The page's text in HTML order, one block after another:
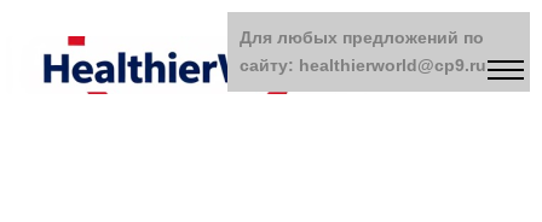
Для любых предложений по
сайту: healthierworld@cp9.ru